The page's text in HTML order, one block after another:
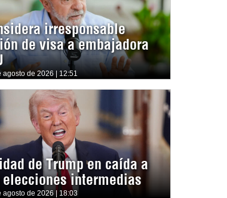
irresponsable
de visa a embajadora
agosto de 2026 | 12:51
de Trump en caída a
elecciones intermedias
agosto de 2026 | 18:03